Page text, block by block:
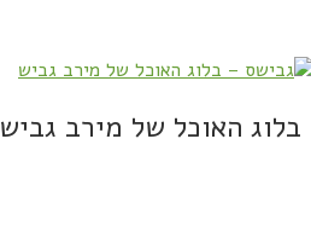
בלוג האוכל של מירב גביש